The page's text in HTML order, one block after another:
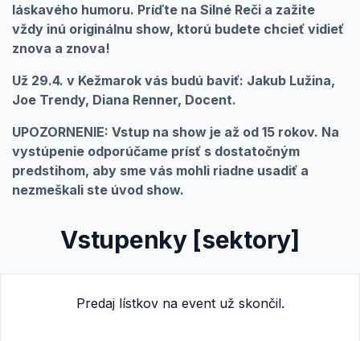
láskavého humoru. Príďte na Silné Reči a zažite
vždy inú originálnu show, ktorú budete chcieť vidieť
znova a znova!
Už 29.4. v Kežmarok vás budú baviť: Jakub Lužina,
Joe Trendy, Diana Renner, Docent.
UPOZORNENIE: Vstup na show je až od 15 rokov. Na
vystúpenie odporúčame prísť s dostatočným
predstihom, aby sme vás mohli riadne usadiť a
nezmeškali ste úvod show.
Vstupenky [sektory]
Predaj lístkov na event už skončil.